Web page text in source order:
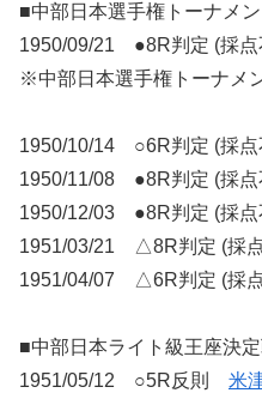
■中部日本選手権トーナメ
1950/09/21 ●8R判定 (採
※中部日本選手権トーナメ
1950/10/14 ○6R判定 (採
1950/11/08 ●8R判定 (採
1950/12/03 ●8R判定 (採
1951/03/21 △8R判定 (採
1951/04/07 △6R判定 (採
■中部日本ライト級王座決
1951/05/12 ○5R反則 米